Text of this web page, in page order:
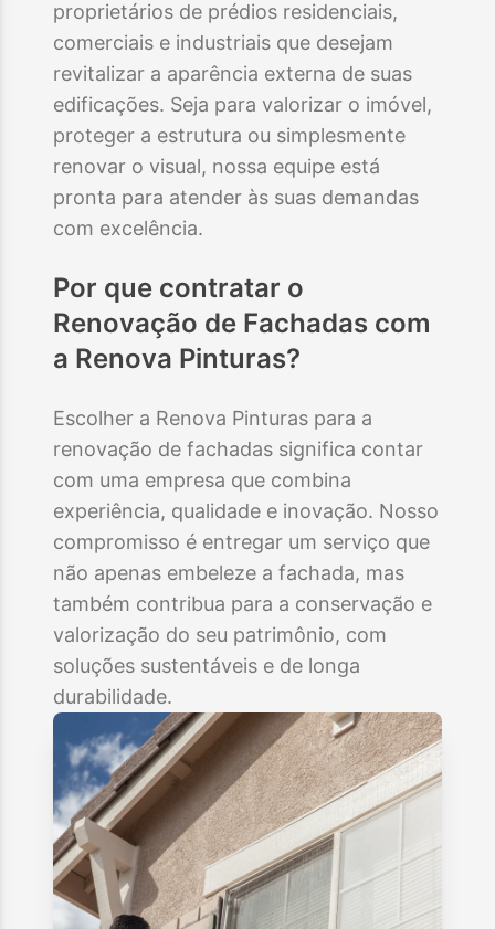
proprietários de prédios residenciais,
comerciais e industriais que desejam
revitalizar a aparência externa de suas
edificações. Seja para valorizar o imóvel,
proteger a estrutura ou simplesmente
renovar o visual, nossa equipe está
pronta para atender às suas demandas
com excelência.
Por que contratar o
Renovação de Fachadas com
a Renova Pinturas?
Escolher a Renova Pinturas para a
renovação de fachadas significa contar
com uma empresa que combina
experiência, qualidade e inovação. Nosso
compromisso é entregar um serviço que
não apenas embeleze a fachada, mas
também contribua para a conservação e
valorização do seu patrimônio, com
soluções sustentáveis e de longa
durabilidade.